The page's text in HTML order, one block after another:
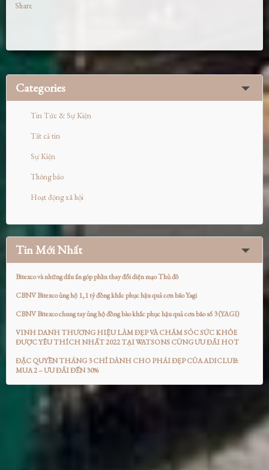
Share
Categories
Tin Tức & Sự Kiện
Tất cả tin
Sự Kiện
Thông báo
Hoạt động xã hội
Tin Mới Nhất
Bitexco và những dấu ấn góp phần thay đổi diện mạo Thủ đô
CBNV Bitexco ủng hộ 1,1 tỷ đồng khắc phục hậu quả cơn bão Yagi
CBNV Bitexco chung tay ủng hộ đồng bào khắc phục hậu quả cơn bão số 3 (YAGI)
VINH DANH THƯƠNG HIỆU LÀM ĐẸP VÀ CHĂM SÓC SỨC KHỎE
ĐƯỢC YÊU THÍCH NHẤT 2022 TẠI WATSONS CÙNG ƯU ĐÃI HOT
ĐẶC QUYỀN THÁNG 3 CHỈ DÀNH CHO PHÁI ĐẸP CỦA ADICLUB:
MUA 2 – ƯU ĐÃI ĐẾN 30%